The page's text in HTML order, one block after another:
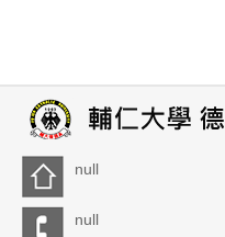
null
null